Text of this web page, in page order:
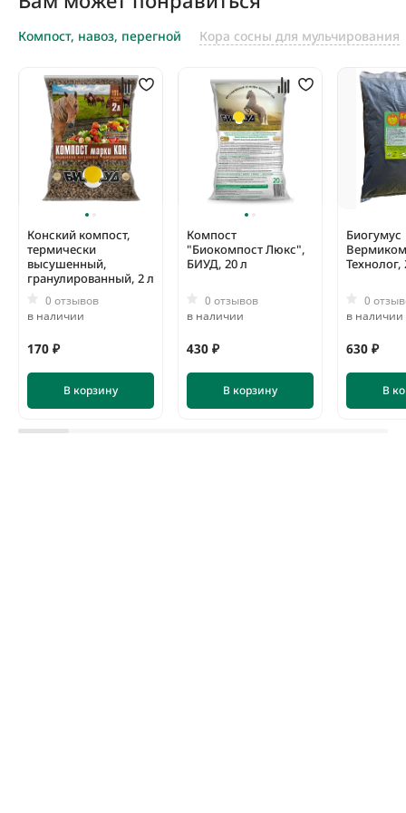
Компост, навоз, перегной Кора сосны для мульчирования
Конский компост,
термически
высушенный,
гранулированный, 2 л
0 отзывов
в наличии
170 ₽
В корзину
Компост
"Биокомпост Люкс",
БИУД, 20 л
0 отзывов
в наличии
430 ₽
В корзину
Биогумус
Технолог,
0
в наличии
630 ₽
В